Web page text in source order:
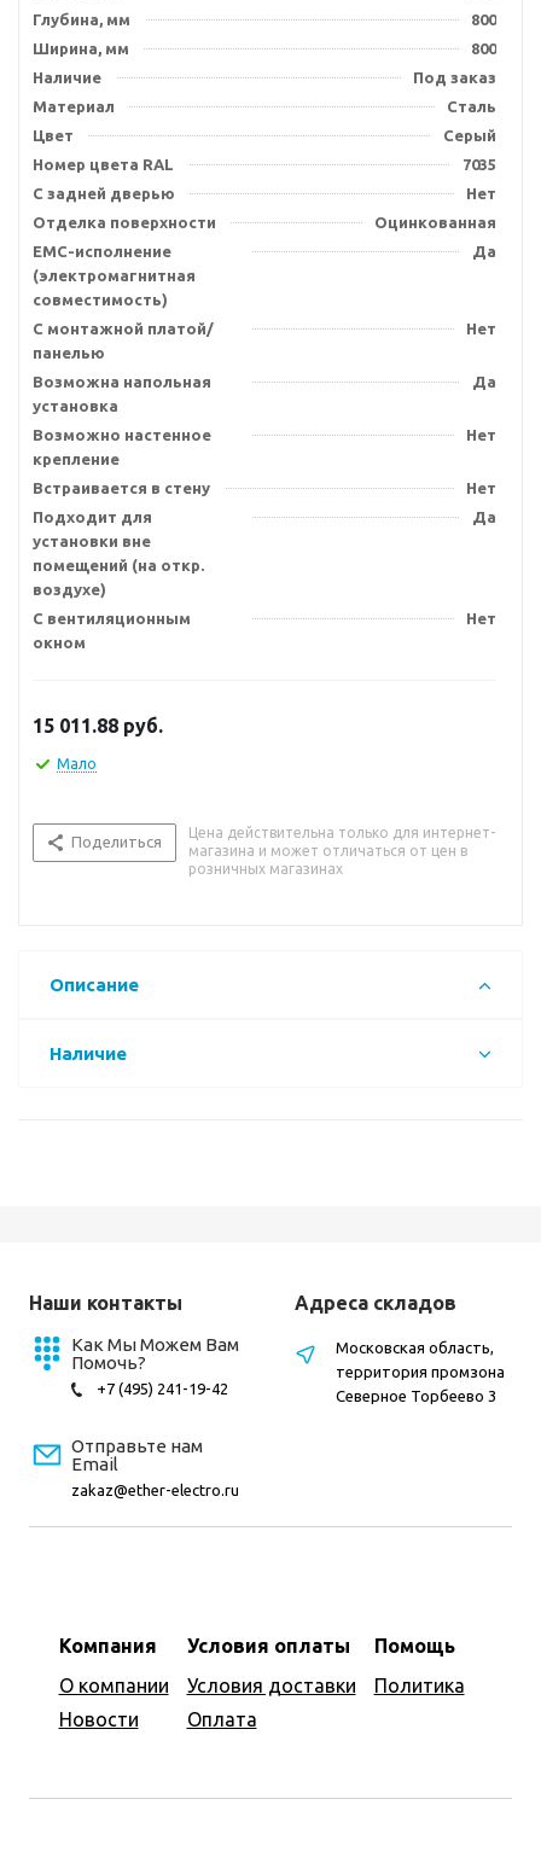
Глубина, мм
800
Ширина, мм
800
Наличие
Под заказ
Материал
Сталь
Цвет
Серый
Номер цвета RAL
7035
С задней дверью
Нет
Отделка поверхности
Оцинкованная
EMC-исполнение
(электромагнитная
совместимость)
Да
С монтажной платой/
панелью
Нет
Возможна напольная
установка
Да
Возможно настенное
крепление
Нет
Встраивается в стену
Нет
Подходит для
установки вне
помещений (на откр.
воздухе)
Да
С вентиляционным
окном
Нет
15 011.88 руб.
Мало
Поделиться
Цена действительна только для интернет-
магазина и может отличаться от цен в
розничных магазинах
Описание
Наличие
Наши контакты
Как Мы Можем Вам
Помочь?
+7 (495) 241-19-42
Отправьте нам
Email
zakaz@ether-electro.ru
Компания
О компании
Новости
Условия оплаты
Условия доставки
Оплата
Помощь
Политика
Адреса складов
Московская область,
территория промзона
Северное Торбеево 3